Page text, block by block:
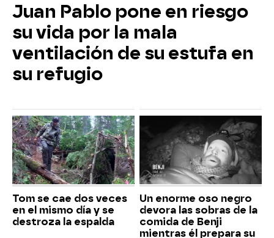
Juan Pablo pone en riesgo
su vida por la mala
ventilación de su estufa en
su refugio
Tom se cae dos veces
en el mismo día y se
destroza la espalda
Un enorme oso negro
devora las sobras de la
comida de Benji
mientras él prepara su